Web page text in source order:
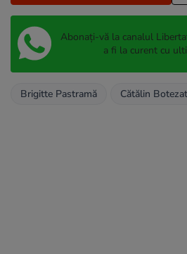
Abonați-vă la canalul
a fi la curent cu
Brigitte Pastramă Cătălin